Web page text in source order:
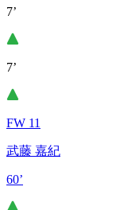
7’
7’
FW 11
武藤 嘉紀
60’